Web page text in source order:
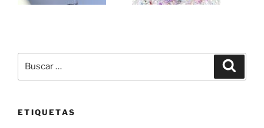
por:
ETIQUETAS